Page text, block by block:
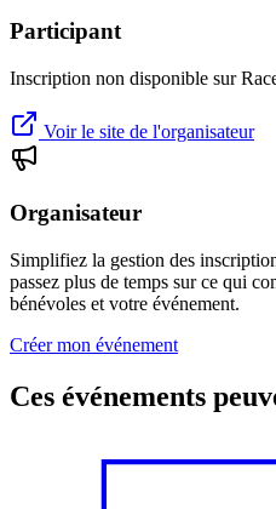
Participant
Inscription non disponible sur
Voir le site de l'organisateur
Organisateur
Simplifiez la gestion des
passez plus de temps sur ce qui
bénévoles et votre événement.
Créer mon événement
Ces événements